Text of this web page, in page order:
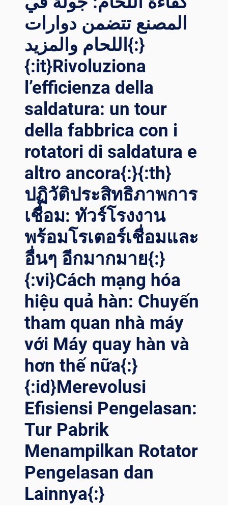
المصنع تتضمن دوارات
اللحام والمزيد{:}
{:it}Rivoluziona
l’efficienza della
saldatura: un tour
della fabbrica con i
rotatori di saldatura e
altro ancora{:}{:th}
ปฏิวัติประสิทธิภาพการ
เชื่อม: ทัวร์โรงงาน
พร้อมโรเตอร์เชื่อมและ
อื่นๆ อีกมากมาย{:}
{:vi}Cách mạng hóa
hiệu quả hàn: Chuyến
tham quan nhà máy
với Máy quay hàn và
hơn thế nữa{:}
{:id}Merevolusi
Efisiensi Pengelasan:
Tur Pabrik
Menampilkan Rotator
Pengelasan dan
Lainnya{:}